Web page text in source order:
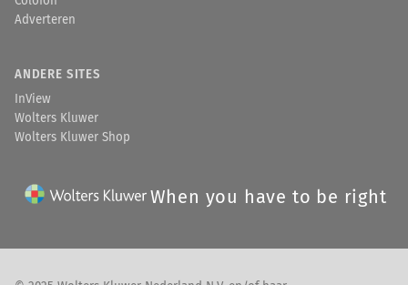
Adverteren
ANDERE SITES
InView
Wolters Kluwer
Wolters Kluwer Shop
When you have to be right